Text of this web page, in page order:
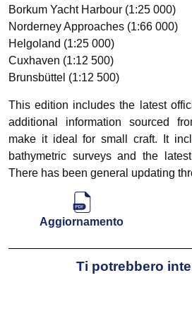
Borkum Yacht Harbour (1:25 000)
Norderney Approaches (1:66 000)
Helgoland (1:25 000)
Cuxhaven (1:12 500)
Brunsbüttel (1:12 500)
This edition includes the latest
additional information sourced
make it ideal for small craft. It
bathymetric surveys and the
There has been general updating
Aggiornamento
Ti potrebbero